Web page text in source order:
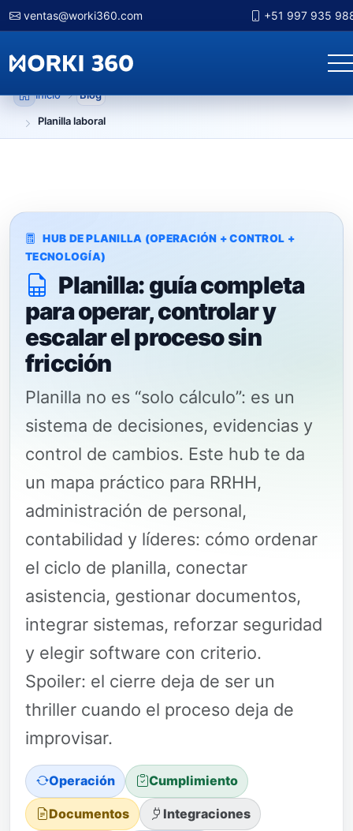
ventas@worki360.com +51 997 935
Inicio Blog
Planilla laboral
HUB DE PLANILLA (OPERACIÓN + CONTROL +
TECNOLOGÍA)
Planilla: guía completa
para operar, controlar y
escalar el proceso sin
fricción
Planilla no es “solo cálculo”: es un
sistema de decisiones, evidencias y
control de cambios. Este hub te da
un mapa práctico para RRHH,
administración de personal,
contabilidad y líderes: cómo ordenar
el ciclo de planilla, conectar
asistencia, gestionar documentos,
integrar sistemas, reforzar seguridad
y elegir software con criterio.
Spoiler: el cierre deja de ser un
thriller cuando el proceso deja de
improvisar.
Operación Cumplimiento
Documentos Integraciones